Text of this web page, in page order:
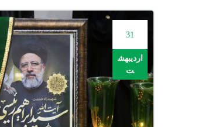
31
اردیبهش
ت